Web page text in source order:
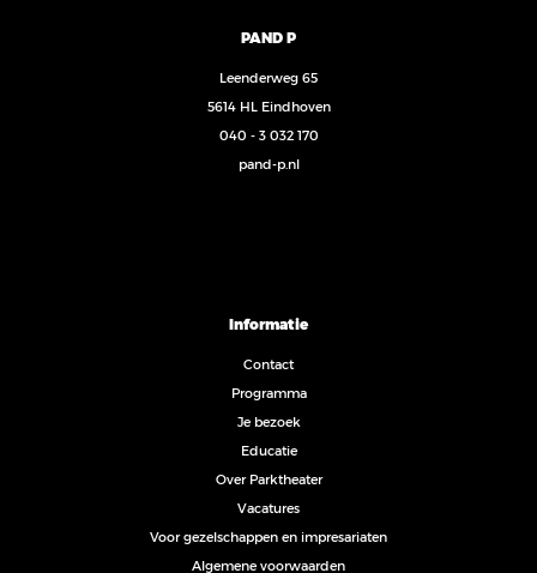
PAND P
Leenderweg 65
5614 HL Eindhoven
040 - 3 032 170
pand-p.nl
Informatie
Contact
Programma
Je bezoek
Educatie
Over Parktheater
Vacatures
Voor gezelschappen en impresariaten
Algemene voorwaarden